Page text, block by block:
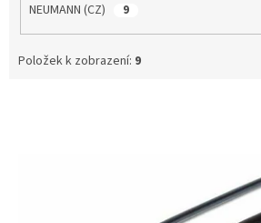
NEUMANN (CZ) 9
Položek k zobrazení: 9